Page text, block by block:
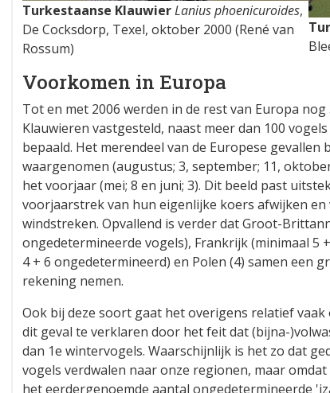
Turkestaanse KlauwierLanius phoenicuroides,
De Cocksdorp, Texel, oktober 2000 (René van
Rossum)
Voorkomen in Europa
Tot en met 2006 werden in de rest van Europa
Klauwieren vastgesteld, naast meer dan 100
bepaald. Het merendeel van de Europese
waargenomen (augustus; 3, september; 11,
het voorjaar (mei; 8 en juni; 3). Dit beeld past
voorjaarstrek van hun eigenlijke koers afwijken
windstreken. Opvallend is verder dat Groot-
ongedetermineerde vogels), Frankrijk (minimaal 5
4 + 6 ongedetermineerd) en Polen (4) samen een
rekening nemen.
Ook bij deze soort gaat het overigens relatief
dit geval te verklaren door het feit dat (bijna-
dan 1e wintervogels. Waarschijnlijk is het zo dat
vogels verdwalen naar onze regionen, maar
het eerdergenoemde aantal ongedetermineerde